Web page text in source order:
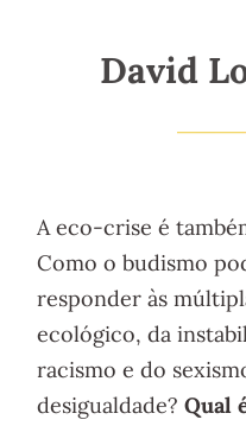
David
A eco-crise é
Como o budismo
responder às
ecológico, da
racismo e do
desigualdade?Qual